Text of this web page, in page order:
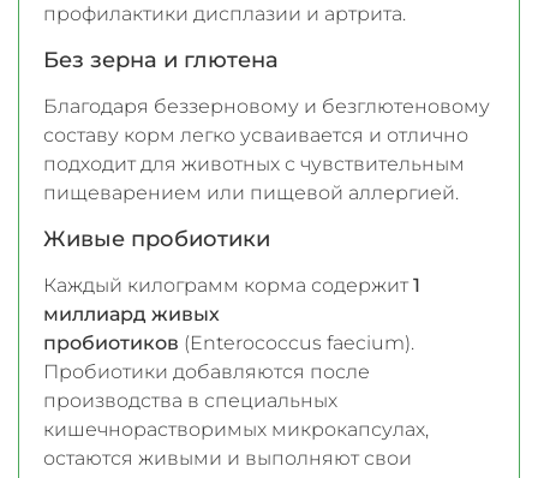
профилактики дисплазии и артрита.
Без зерна и глютена
Благодаря беззерновому и безглютеновому
составу корм легко усваивается и отлично
подходит для животных с чувствительным
пищеварением или пищевой аллергией.
Живые пробиотики
Каждый килограмм корма содержит 1
миллиард живых
пробиотиков (Enterococcus faecium).
Пробиотики добавляются после
производства в специальных
кишечнорастворимых микрокапсулах,
остаются живыми и выполняют свои